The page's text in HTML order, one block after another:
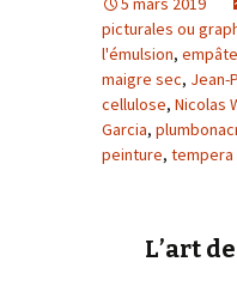
picturales ou
l'émulsion,
maigre sec, Jean-
cellulose, Nicolas
Garcia,
peinture, tempera
L’art